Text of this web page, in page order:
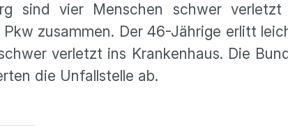
sind vier Menschen schwer
zusammen. Der 46-Jährige erlitt
verletzt ins Krankenhaus. Die
die Unfallstelle ab.